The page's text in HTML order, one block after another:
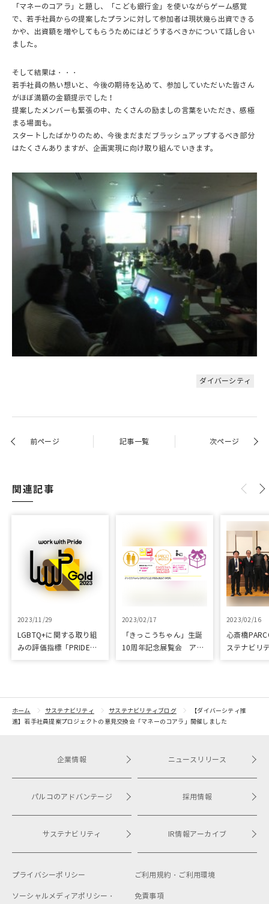
「マネーのコアラ」と題し、「こども銀行金」を使いながらゲーム感覚
で、若手社員からの提案したプランに対して参加者は現状幾ら出資できる
かや、出資額を増やしてもらうためにはどうするべきかについて話し合い
ました。
そして結果は・・・
若手社員の熱い想いと、今後の期待を込めて、参加していただいた皆さん
がほぼ満額の金額提示でした！
提案したメンバーも緊張の中、たくさんの励ましの言葉をいただき、感極
まる場面も。
スタートしたばかりのため、今後まだまだブラッシュアップするべき部分
はたくさんありますが、企画実現に向け取り組んでいきます。
ダイバーシティ
前ページ 記事一覧 次ページ
関連記事
2023/11/29
LGBTQ+に関する取り組
みの評価指標「PRIDE指
2023/02/17
「きっこうちゃん」生誕
10周年記念展覧会 アッ
2023/02/16
心斎橋
ステナビリ
ホーム サステナビリティ サステナビリティブログ
【ダイバーシティ推
進】若手社員提案プロジェクトの意見交換会「マネーのコアラ」開催しました
企業情報
パルコのアドバンテージ
サステナビリティ
ニュースリリース
採用情報
IR情報アーカイブ
プライバシーポリシー ご利用規約・ ご利用環境
ソーシャルメディアポリシー・
免責事項